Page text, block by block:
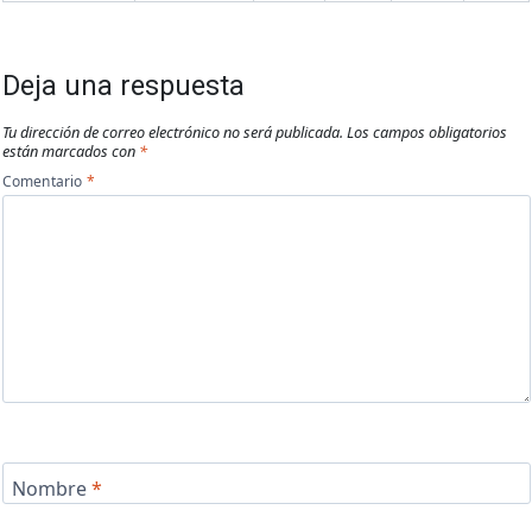
Deja una respuesta
Tu dirección de correo electrónico no será publicada. Los campos obligatorios
están marcados con *
Comentario *
Nombre*